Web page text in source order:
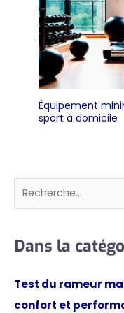
Équipement
sport à domicile
Rechercher
Dans la
Test du rameur
confort et